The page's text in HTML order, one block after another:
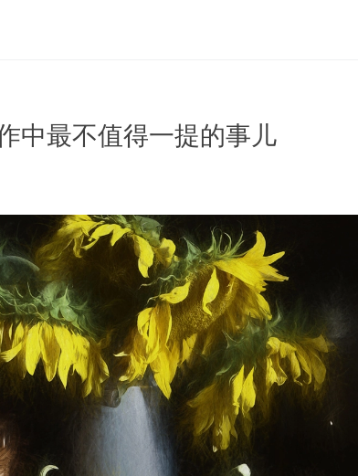
中最不值得一提的事儿